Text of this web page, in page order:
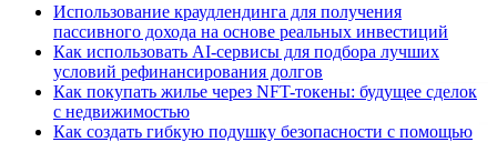
Использование краудлендинга для получения
пассивного дохода на основе реальных инвестиций
Как использовать AI-сервисы для подбора лучших
условий рефинансирования долгов
Как покупать жилье через NFT-токены: будущее сделок
с недвижимостью
Как создать гибкую подушку безопасности с помощью